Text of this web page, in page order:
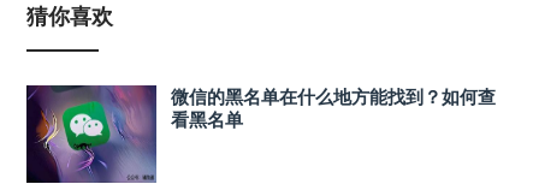
猜你喜欢
微信的黑名单在什么地方能找到？如何查
看黑名单